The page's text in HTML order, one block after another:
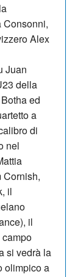
Consonni,
Alex
Juan
della
ed
a
di
nel
Cornish,
il
il
si vedrà la
olimpico a